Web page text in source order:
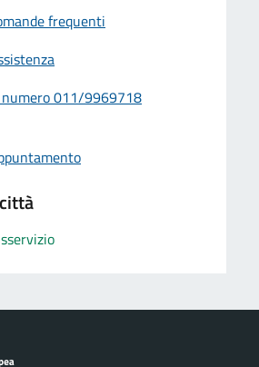
frequenti
numero 011/9969718